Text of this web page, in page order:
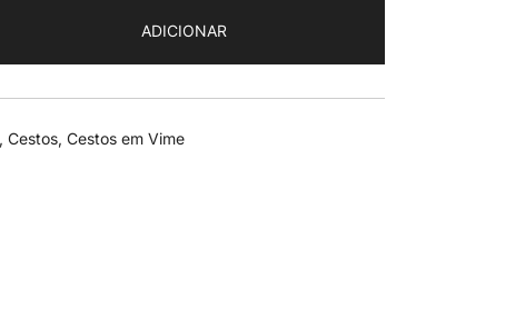
ADICIONAR
, Cestos, Cestos em Vime